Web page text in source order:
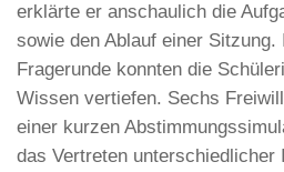
erklärte er anschaulich die
sowie den Ablauf einer
Fragerunde konnten die
Wissen vertiefen. Sechs
einer kurzen
das Vertreten unterschiedlicher